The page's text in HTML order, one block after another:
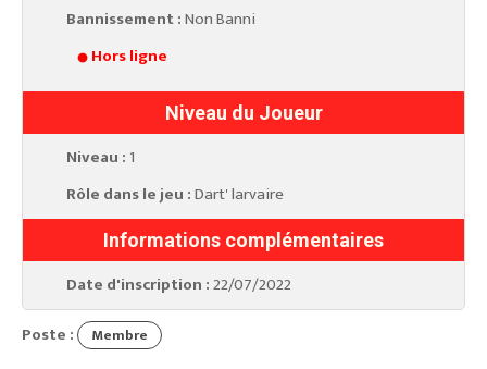
Bannissement :Non Banni
Hors ligne
Niveau du Joueur
Niveau : 1
Rôle dans le jeu :Dart' larvaire
Informations complémentaires
Date d'inscription :22/07/2022
Poste :
Membre